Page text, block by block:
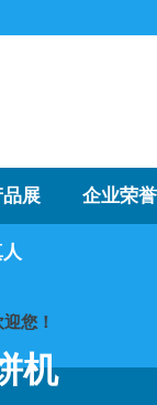
展 企业荣誉
您！ 我们
机